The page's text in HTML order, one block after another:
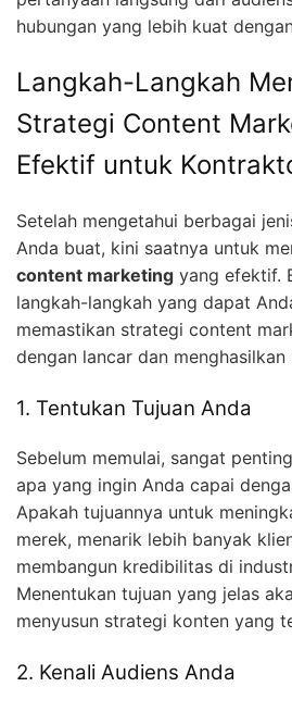
hubungan yang lebih kuat
Langkah-Langkah
Strategi Content
Efektif untuk
Setelah mengetahui berbagai
Anda buat, kini saatnya untuk
content marketing yang efektif.
langkah-langkah yang dapat
memastikan strategi content
dengan lancar dan
1. Tentukan Tujuan Anda
Sebelum memulai, sangat
apa yang ingin Anda capai
Apakah tujuannya untuk
merek, menarik lebih banyak
membangun kredibilitas di
Menentukan tujuan yang jelas
menyusun strategi konten yang
2. Kenali Audiens Anda